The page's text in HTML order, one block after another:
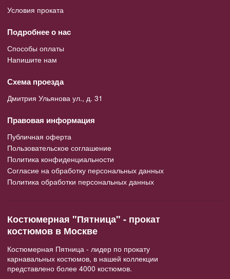
Условия проката
Подробнее о нас
Способы оплаты
Напишите нам
Схема проезда
Дмитрия Ульянова ул., д. 31
Правовая информация
Публичная оферта
Пользовательское соглашение
Политика конфиденциальности
Согласие на обработку персональных данных
Политика обработки персональных данных
Костюмерная "Пятница" - прокат
костюмов в Москве
Костюмерная Пятница - лидер по прокату
карнавальных костюмов, в нашей коллекции
представлено более 4000 костюмов.